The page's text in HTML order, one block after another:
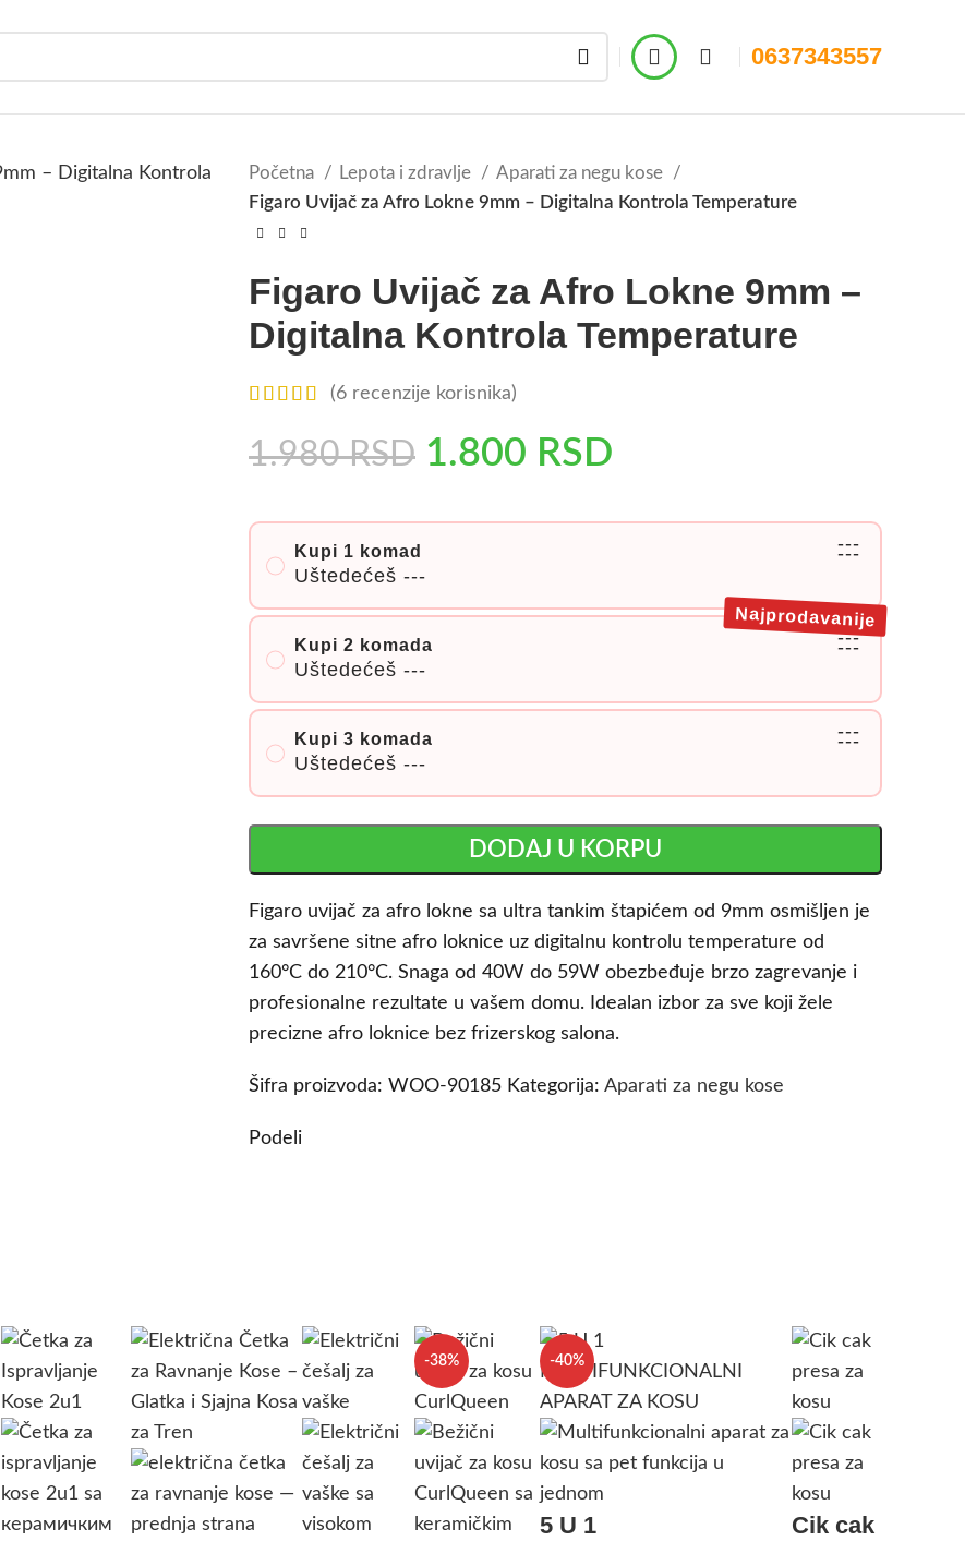
0637343557
Početna Lepota i zdravlje
Aparati za negu kose
Figaro Uvijač za Afro Lokne 9mm – Digitalna Kontrola Temperature
Figaro Uvijač za Afro Lokne 9mm –
Digitalna Kontrola Temperature
(6 recenzije korisnika)
1.980RSD 1.800 RSD
Kupi 1 komad
Uštedećeš ---
---
---
Kupi 2 komada
Uštedećeš ---
---
---
Najprodavanije
Kupi 3 komada
Uštedećeš ---
---
---
DODAJ U KORPU
Figaro uvijač za afro lokne sa ultra tankim štapićem od 9mm osmišljen je
za savršene sitne afro loknice uz digitalnu kontrolu temperature od
160°C do 210°C. Snaga od 40W do 59W obezbeđuje brzo zagrevanje i
profesionalne rezultate u vašem domu. Idealan izbor za sve koji žele
precizne afro loknice bez frizerskog salona.
Šifra proizvoda: WOO-90185 Kategorija: Aparati za negu kose
Podeli
-38% -40%
5 U 1
Cik cak